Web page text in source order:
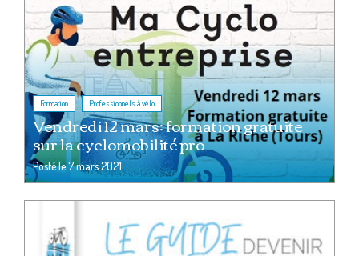
Formation , Professionnels à vélo
Vendredi 12 mars: formation gratuite
sur la cyclomobilité pro
Posté le7 mars 2021